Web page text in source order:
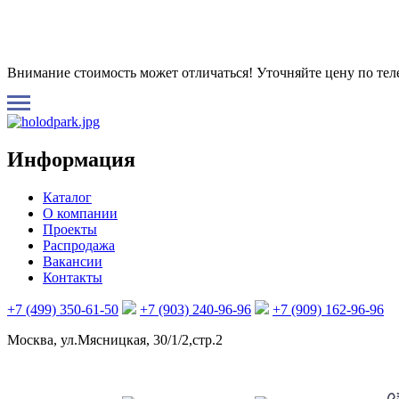
Внимание стоимость может отличаться! Уточняйте цену по
Информация
Каталог
О компании
Проекты
Распродажа
Вакансии
Контакты
+7 (499) 350-61-50 +7 (903) 240-96-96
+7 (909) 162-96-96
Москва, ул.Мясницкая, 30/1/2,стр.2